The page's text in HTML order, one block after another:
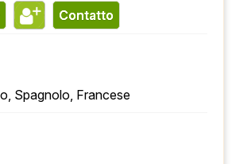
contatto
Spagnolo, Francese